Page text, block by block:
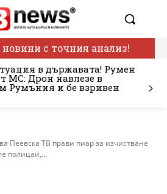
с точния анализ!
в държавата! Румен
МС: Дрон навлезе в
Румъния и бе взривен
Пеевска ТВ прави пиар за изчистване
полицаи,...